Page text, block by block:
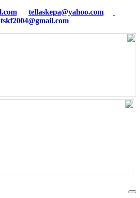
tellaskepa@yahoo.com
tskf2004@gmail.com